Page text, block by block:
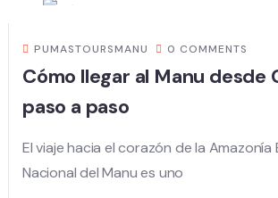
PUMASTOURSMANU 0 COMMENTS
Cómo llegar al Manu desde
paso a paso
El viaje hacia el corazón de la Amazonía
Nacional del Manu es uno